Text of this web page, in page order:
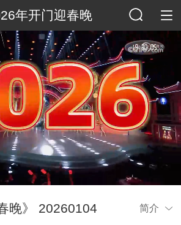
年开门迎春晚
晚》 20260104 简介